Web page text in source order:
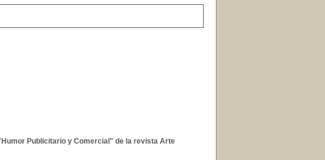
Publicitario y Comercial" de la revista Arte